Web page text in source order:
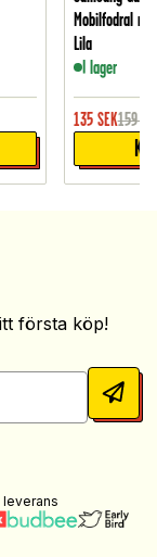
Mobilfodral
Lila
I lager
135 SEK159
första köp!